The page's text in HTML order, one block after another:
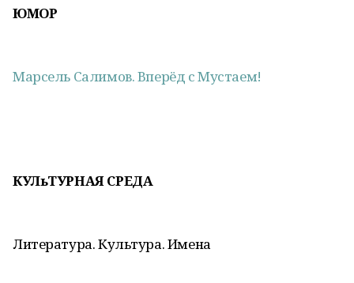
ЮМОР
Марсель Салимов. Вперёд с Мустаем!
КУЛьТУРНАЯ СРЕДА
Литература. Культура. Имена